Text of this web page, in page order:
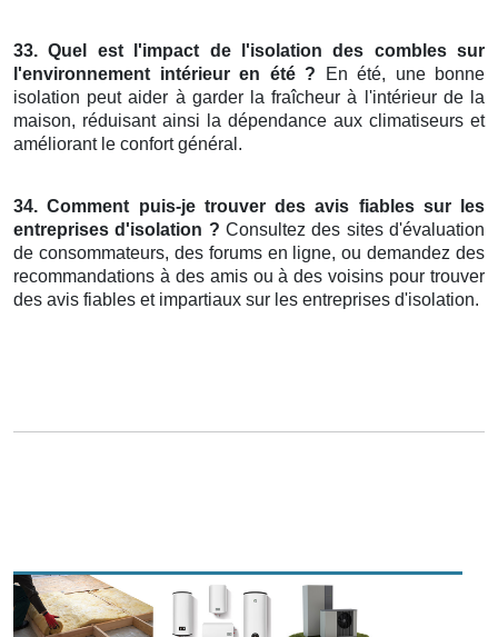
33. Quel est l'impact de l'isolation des combles sur
l'environnement intérieur en été ? En été, une bonne
isolation peut aider à garder la fraîcheur à l'intérieur de la
maison, réduisant ainsi la dépendance aux climatiseurs et
améliorant le confort général.
34. Comment puis-je trouver des avis fiables sur les
entreprises d'isolation ? Consultez des sites d'évaluation
de consommateurs, des forums en ligne, ou demandez des
recommandations à des amis ou à des voisins pour trouver
des avis fiables et impartiaux sur les entreprises d'isolation.